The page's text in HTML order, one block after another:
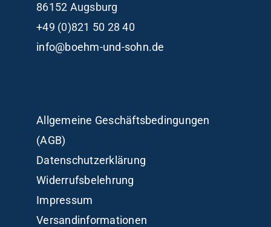
86152 Augsburg
+49 (0)821 50 28 40
info@boehm-und-sohn.de
Allgemeine Geschäftsbedingungen
(AGB)
Datenschutzerklärung
Widerrufsbelehrung
Impressum
Versandinformationen